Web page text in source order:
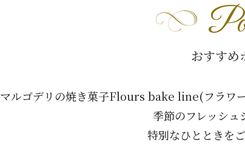
おすすめ
マルゴデリの焼き菓子Flours bake line(フラワ
季節のフレッシュ
特別なひとときを